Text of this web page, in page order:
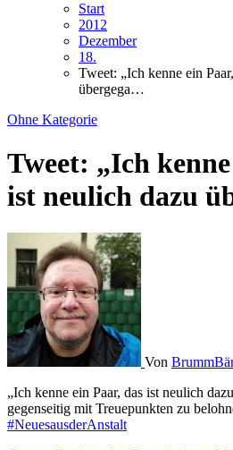
Start
2012
Dezember
18.
Tweet: „Ich kenne ein
übergega…
Ohne Kategorie
Tweet: „Ich
ist neulich dazu
Von
„Ich kenne ein Paar, das ist neulich dazu übergegangen, sich
gegenseitig mit Treuepunkten zu
#NeuesausderAnstalt